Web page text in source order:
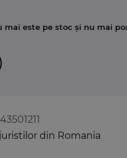
din Romania
mai este pe stoc și nu mai